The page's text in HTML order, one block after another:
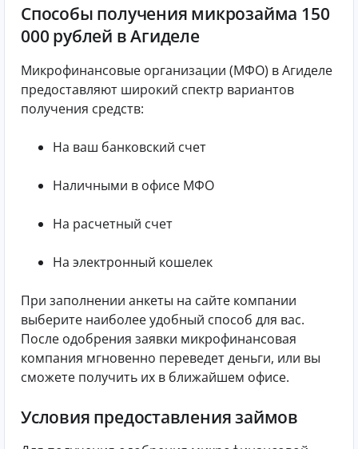
Способы получения микрозайма 150
000 рублей в Агиделе
Микрофинансовые организации (МФО) в Агиделе
предоставляют широкий спектр вариантов
получения средств:
На ваш банковский счет
Наличными в офисе МФО
На расчетный счет
На электронный кошелек
При заполнении анкеты на сайте компании
выберите наиболее удобный способ для вас.
После одобрения заявки микрофинансовая
компания мгновенно переведет деньги, или вы
сможете получить их в ближайшем офисе.
Условия предоставления займов